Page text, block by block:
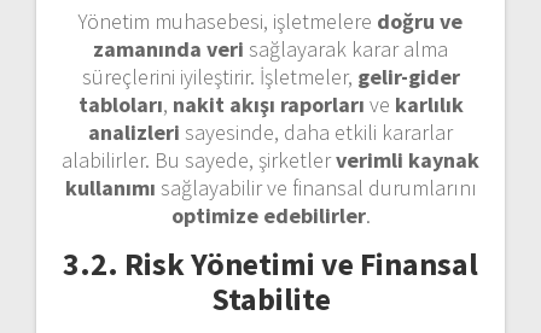
Yönetim muhasebesi, işletmelere doğru ve
zamanında veri sağlayarak karar alma
süreçlerini iyileştirir. İşletmeler, gelir-gider
tabloları, nakit akışı raporları ve karlılık
analizleri sayesinde, daha etkili kararlar
alabilirler. Bu sayede, şirketlerverimli kaynak
kullanımı sağlayabilir ve finansal durumlarını
optimize edebilirler.
3.2. Risk Yönetimi ve Finansal
Stabilite